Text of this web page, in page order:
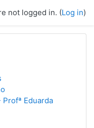
not logged in. (Log in)
Profª Eduarda